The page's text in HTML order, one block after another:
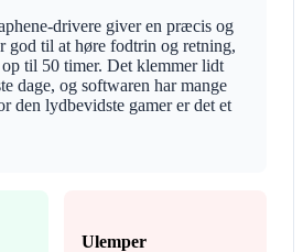
drivere giver en præcis og
god til at høre fodtrin og retning,
til 50 timer. Det klemmer lidt
dage, og softwaren har mange
den lydbevidste gamer er det et
Ulemper